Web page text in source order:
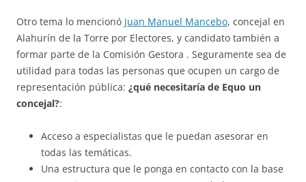
Otro tema lo mencionó Juan Manuel Mancebo, concejal en
Alahurín de la Torre por Electores, y candidato también a
formar parte de la Comisión Gestora . Seguramente sea de
utilidad para todas las personas que ocupen un cargo de
representación pública: ¿qué necesitaría de Equo un
concejal?:
Acceso a especialistas que le puedan asesorar en
todas las temáticas.
Una estructura que le ponga en contacto con la base